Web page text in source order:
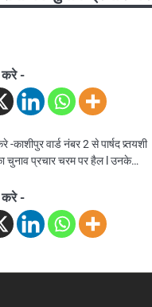
करे -
काशीपुर वार्ड नंबर 2 से पार्षद प्र्तयशी
चुनाव प्रचार चरम पर हैल l उनके…
करे -